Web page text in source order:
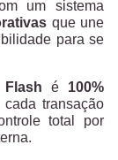
um sistema
que une
para se
é 100%
transação
total por